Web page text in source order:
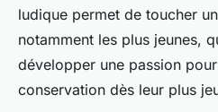
ludique permet de toucher
notamment les plus jeunes,
développer une passion
conservation dès leur plus